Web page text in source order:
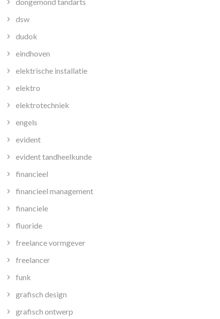
dsw
dudok
eindhoven
elektrische installatie
elektro
elektrotechniek
engels
evident
evident tandheelkunde
financieel
financieel management
financiele
fluoride
freelance vormgever
freelancer
funk
grafisch design
grafisch ontwerp